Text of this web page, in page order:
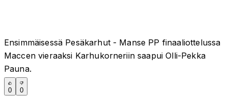
Ensimmäisessä Pesäkarhut - Manse PP finaaliottelussa
Maccen vieraaksi Karhukorneriin saapui Olli-Pekka
Pauna.
0 0